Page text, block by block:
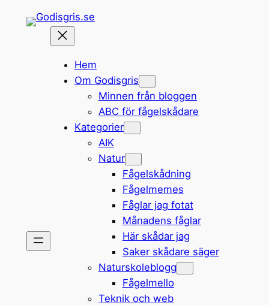
Hem
Om Godisgris
Minnen från bloggen
ABC för fågelskådare
Kategorier
AIK
Natur
Fågelskådning
Fågelmemes
Fåglar jag fotat
Månadens fåglar
Här skådar jag
Saker skådare säger
Naturskoleblogg
Fågelmello
Teknik och web